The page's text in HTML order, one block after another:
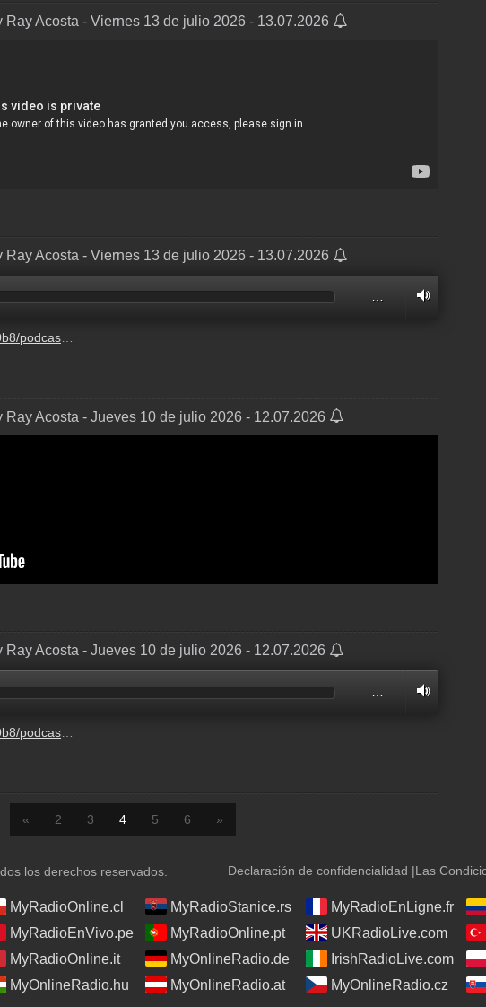
Acosta - Viernes 13 de julio 2026 - 13.07.2026
Acosta - Viernes 13 de julio 2026 - 13.07.2026
d404-0f44-c8b6-e19fdbd897fd.mp3
Acosta - Jueves 10 de julio 2026 - 12.07.2026
Acosta - Jueves 10 de julio 2026 - 12.07.2026
b5d0-0094-be86-d6df9b3d137f.mp3
« 2 3 4 5 6 »
los derechos reservados. Declaración de confidencialidad |Las
MyRadioOnline.cl MyRadioStanice.rs MyRadioEnLigne.fr
MyRadioEnVivo.pe
MyRadioOnline.pt UKRadioLive.com
MyRadioOnline.it
MyOnlineRadio.de IrishRadioLive.com
MyOnlineRadio.hu
MyOnlineRadio.at MyOnlineRadio.cz